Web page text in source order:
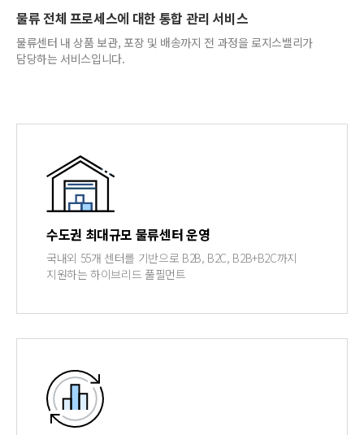
물류 전체 프로세스에 대한 통합 관리 서비스
물류센터 내 상품 보관, 포장 및 배송까지 전 과정을 로지스밸리가
담당하는 서비스입니다.
수도권 최대규모 물류센터 운영
국내외 55개 센터를 기반으로 B2B, B2C, B2B+B2C까지
지원하는하이브리드 풀필먼트